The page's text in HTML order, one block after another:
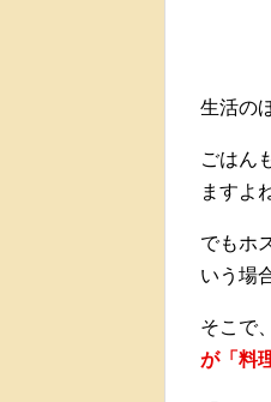
生活の
ごはん
ますよ
でもホ
いう場
そこで
が「料